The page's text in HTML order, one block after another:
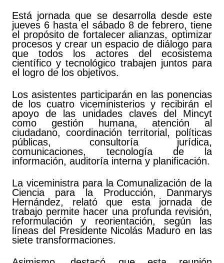
Está jornada que se desarrolla desde este
jueves 6 hasta el sábado 8 de febrero, tiene
el propósito de fortalecer alianzas, optimizar
procesos y crear un espacio de diálogo para
que todos los actores del ecosistema
científico y tecnológico trabajen juntos para
el logro de los objetivos.
Los asistentes participarán en las ponencias
de los cuatro viceministerios y recibirán el
apoyo de las unidades claves del Mincyt
como gestión humana, atención al
ciudadano, coordinación territorial, políticas
públicas, consultoría jurídica,
comunicaciones, tecnología de la
información, auditoría interna y planificación.
La viceministra para la Comunalización de la
Ciencia para la Producción, Danmarys
Hernández, relató que esta jornada de
trabajo permite hacer una profunda revisión,
reformulación y reorientación, según las
líneas del Presidente Nicolás Maduro en las
siete transformaciones.